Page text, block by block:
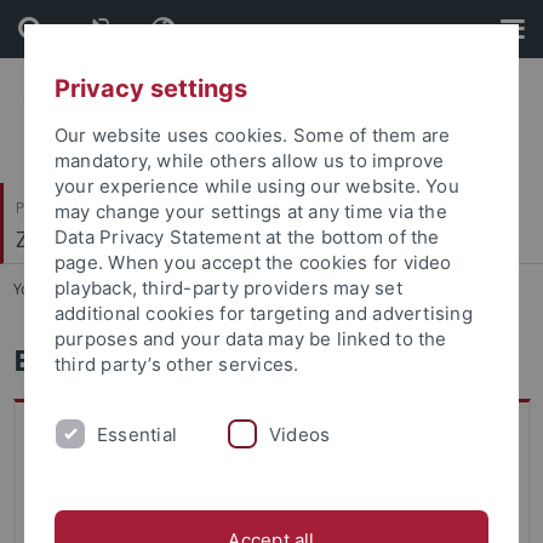
Skip
to
content
Skip
to
footer
Philosophische Fakultät
Zeitgeschichte
You are here: Startseite ... Bibliothek
Bibliothek
Profil
Bestand an Literatur zur Geschichte des 20. und 21.
Privacy settings
Our website uses cookies. Some of them are
mandatory, while others allow us to improve
your experience while using our website. You
may change your settings at any time via the
Data Privacy Statement at the bottom of the
page. When you accept the cookies for video
playback, third-party providers may set
additional cookies for targeting and advertising
purposes and your data may be linked to the
third party’s other services.
Essential Videos